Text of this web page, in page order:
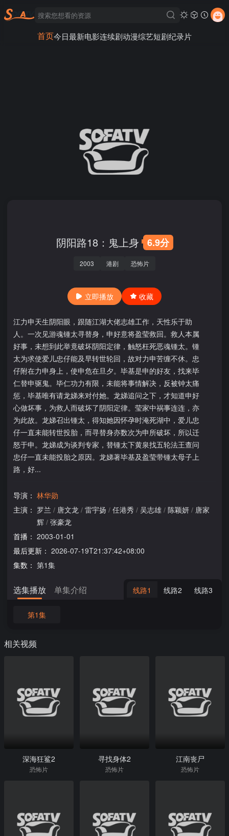
首页今日最新电影连续剧动漫综艺短剧纪录片
阴阳路18：鬼上身 6.9分
2003 港剧 恐怖片
立即播放 收藏
江力申天生阴阳眼，跟随江湖大佬志雄工作，天性乐于助
人。一次见游魂锺太寻替身，申好意将盈莹救回。救人本属
好事，未想到此举竟破坏阴阳定律，触怒枉死恶魂锺太。锺
太为求使爱儿忠仔能及早转世轮回，故对力申苦缠不休。忠
仔附在力申身上，使申危在旦夕。毕基是申的好友，找来毕
仁替申驱鬼。毕仁功力有限，未能将事情解决，反被钟太痛
惩，毕基唯有请龙娣来对付她。龙娣追问之下，才知道申好
心做坏事，为救人而破坏了阴阳定律。莹家中祸事连连，亦
为此故。龙娣召出锺太，得知她因怀孕时淹死湖中，爱儿忠
仔一直未能转世投胎，而寻替身亦数次为申所破坏，所以迁
怒于申。龙娣成为谈判专家，替锺太下黄泉找五轮法王查问
忠仔一直未能投胎之原因。龙娣著毕基及盈莹带锺太母子上
路，好...
导演： 林华勋
主演： 罗兰 / 唐文龙 / 雷宇扬 / 任港秀 / 吴志雄 / 陈颖妍 / 唐家
辉 / 张豪龙
首播： 2003-01-01
最后更新： 2026-07-19T21:37:42+08:00
集数： 第1集
选集播放 单集介绍 线路1 线路2 线路3
第1集
相关视频
深海狂鲨2
恐怖片
寻找身体2
恐怖片
江南丧尸
恐怖片